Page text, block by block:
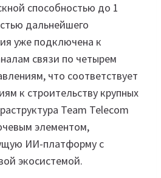
способностью до 1
дальнейшего
уже подключена к
связи по четырем
что соответствует
к строительству крупных
Team Telecom
элементом,
ИИ-платформу с
экосистемой.